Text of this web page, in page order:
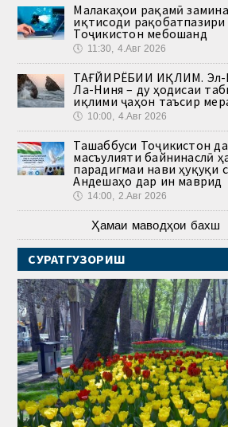
Малакаҳои рақамӣ
иқтисоди рақобатпазири
Тоҷикистон мебошанд
🕔 11:30, 4.Авг 2026
ТАҒЙИРЁБИИ ИҚЛИМ. Эл-
Ла-Ниня – ду ҳодисаи
иқлими ҷаҳон таъсир
🕔 10:00, 4.Авг 2026
Ташаббуси Тоҷикистон
масъулияти байнинаслӣ
парадигмаи нави ҳуқуқи
Андешаҳо дар ин маврид
🕔 14:00, 2.Авг 2026
Ҳамаи маводҳои бахш
СУРАТГУЗОРИШ